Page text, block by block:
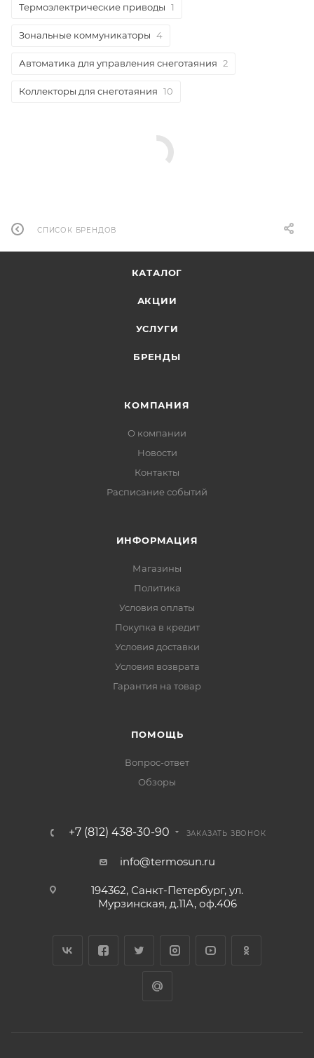
Термоэлектрические приводы 1
Зональные коммуникаторы 4
Автоматика для управления снеготаяния 2
Коллекторы для снеготаяния 10
СПИСОК БРЕНДОВ
КАТАЛОГ
АКЦИИ
УСЛУГИ
БРЕНДЫ
КОМПАНИЯ
О компании
Новости
Контакты
Расписание событий
ИНФОРМАЦИЯ
Магазины
Политика
Условия оплаты
Покупка в кредит
Условия доставки
Условия возврата
Гарантия на товар
ПОМОЩЬ
Вопрос-ответ
Обзоры
+7 (812) 438-30-90 ЗАКАЗАТЬ ЗВОНОК
info@termosun.ru
194362, Санкт-Петербург, ул.
Мурзинская, д.11А, оф.406